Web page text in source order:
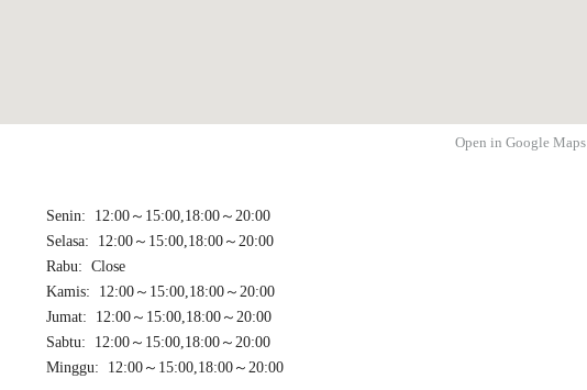
Open in Google Maps
Senin: 12:00～15:00,18:00～20:00
Selasa: 12:00～15:00,18:00～20:00
Rabu: Close
Kamis: 12:00～15:00,18:00～20:00
Jumat: 12:00～15:00,18:00～20:00
Sabtu: 12:00～15:00,18:00～20:00
Minggu: 12:00～15:00,18:00～20:00